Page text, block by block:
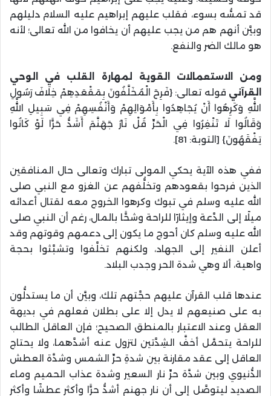
قد تمسُّه بسوء، فقلب عليهم إبراهيم عليه السلام دليلهم
وبيَّن أنهم هم من يجب عليهم أن يخافوا من الله تعالى؛ لأنه
هو مالك الضر والنفع.
ومن الاستعمالات القوية لمهارة القلب في الوحي
القرآني قوله تعالى: {فَرِحَ الْمُخَلَّفُونَ بِمَقْعَدِهِمْ خِلَافَ رَسُولِ
اللَّهِ وَكَرِهُوا أَنْ يُجَاهِدُوا بِأَمْوَالِهِمْ وَأَنْفُسِهِمْ فِي سَبِيلِ اللَّهِ
وَقَالُوا لَا تَنْفِرُوا فِي الْحَرِّ قُلْ نَارُ جَهَنَّمَ أَشَدُّ حَرًّا لَوْ كَانُوا
يَفْقَهُونَ} [التوبة: 81].
ففي هذه الآية يحكي المولى تبارك وتعالى حال المنافقين
الذين فرحوا بقعودهم وتخلُّفهم عن الغزو مع النبي صلى
الله عليه وسلم في تبوك وكرهوا الخروج معه لقتال أعدائه
ميلًا إلى الدَّعة وإيثارًا للراحة وشحًّا بالمال، رغم أن النبي صلى
الله عليه وسلم كان أحوج ما يكون إلى دعمهم وقوتهم وقد
أعلن النفير إلى الجهاد، ولكنهم تخلَّفوا وتشبَّثوا بحجة
واهية، ألا وهي شدة الحر وجدب البلاد.
عندها قلب القرآن عليهم حجَّتهم تلك، وبيَّن أن ما يستدلُّون
به على صنيعهم لا يدل إلا على بطلان فعلهم في بديهة
العقل وعند الاعتبار بالمنطق الصحيح؛ فإن العاقل الطالب
للراحة يتحمَّل أخفَّ الشِدَّتين لتزول عنه أشدَّهما، ولا يحتاج
العاقل إلى عقد مقارنة بين شدةِ حرِّ الشمس وشدَّة العطش
الدُّنيوي وبين شدَّة حرِّ نار السعير وشدة عذاب الحميم وماء
الصديد ليتوصَّل إلى أن نار جهنم أشدُّ حرًّا وأكثر عطشًا وأكثر